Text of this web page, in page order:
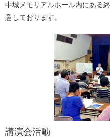
中城メモリアルホール内にある
意しております。
講演会活動